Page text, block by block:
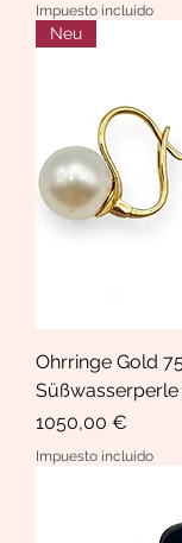
Impuesto incluido
Neu
Ohrringe Gold
Precio
1050,00 €
Impuesto incluido